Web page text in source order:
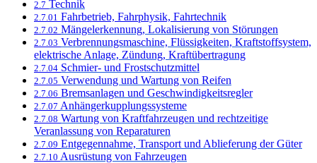
2.7 Technik
2.7.01 Fahrbetrieb, Fahrphysik, Fahrtechnik
2.7.02 Mängelerkennung, Lokalisierung von Störungen
2.7.03 Verbrennungsmaschine, Flüssigkeiten, Kraftstoffsystem,
elektrische Anlage, Zündung, Kraftübertragung
2.7.04 Schmier- und Frostschutzmittel
2.7.05 Verwendung und Wartung von Reifen
2.7.06 Bremsanlagen und Geschwindigkeitsregler
2.7.07 Anhängerkupplungssysteme
2.7.08 Wartung von Kraftfahrzeugen und rechtzeitige
Veranlassung von Reparaturen
2.7.09 Entgegennahme, Transport und Ablieferung der Güter
2.7.10 Ausrüstung von Fahrzeugen